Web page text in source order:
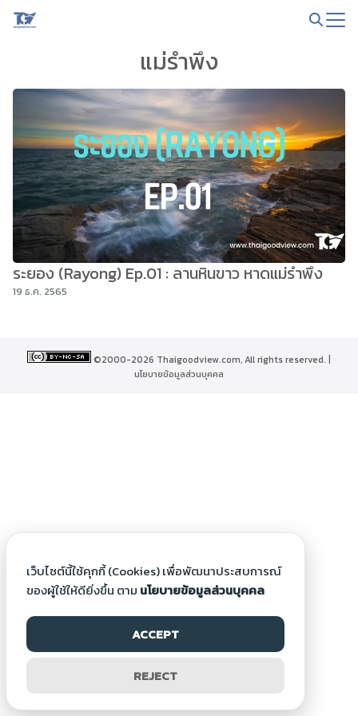
Skip
แม่รำพึง
ระยอง (Rayong) Ep.01 : ลานหินขาว หาดแม่รำพึง
19 ธ.ค. 2565
©2000-2026 Thaigoodview.com, All rights reserved. |
นโยบายข้อมูลส่วนบุคคล
เว็บไซต์นี้ใช้คุกกี้ (Cookies) เพื่อพัฒนาประสบการณ์
ของผู้ใช้ให้ดียิ่งขึ้น ตาม นโยบายข้อมูลส่วนบุคคล
ACCEPT
REJECT